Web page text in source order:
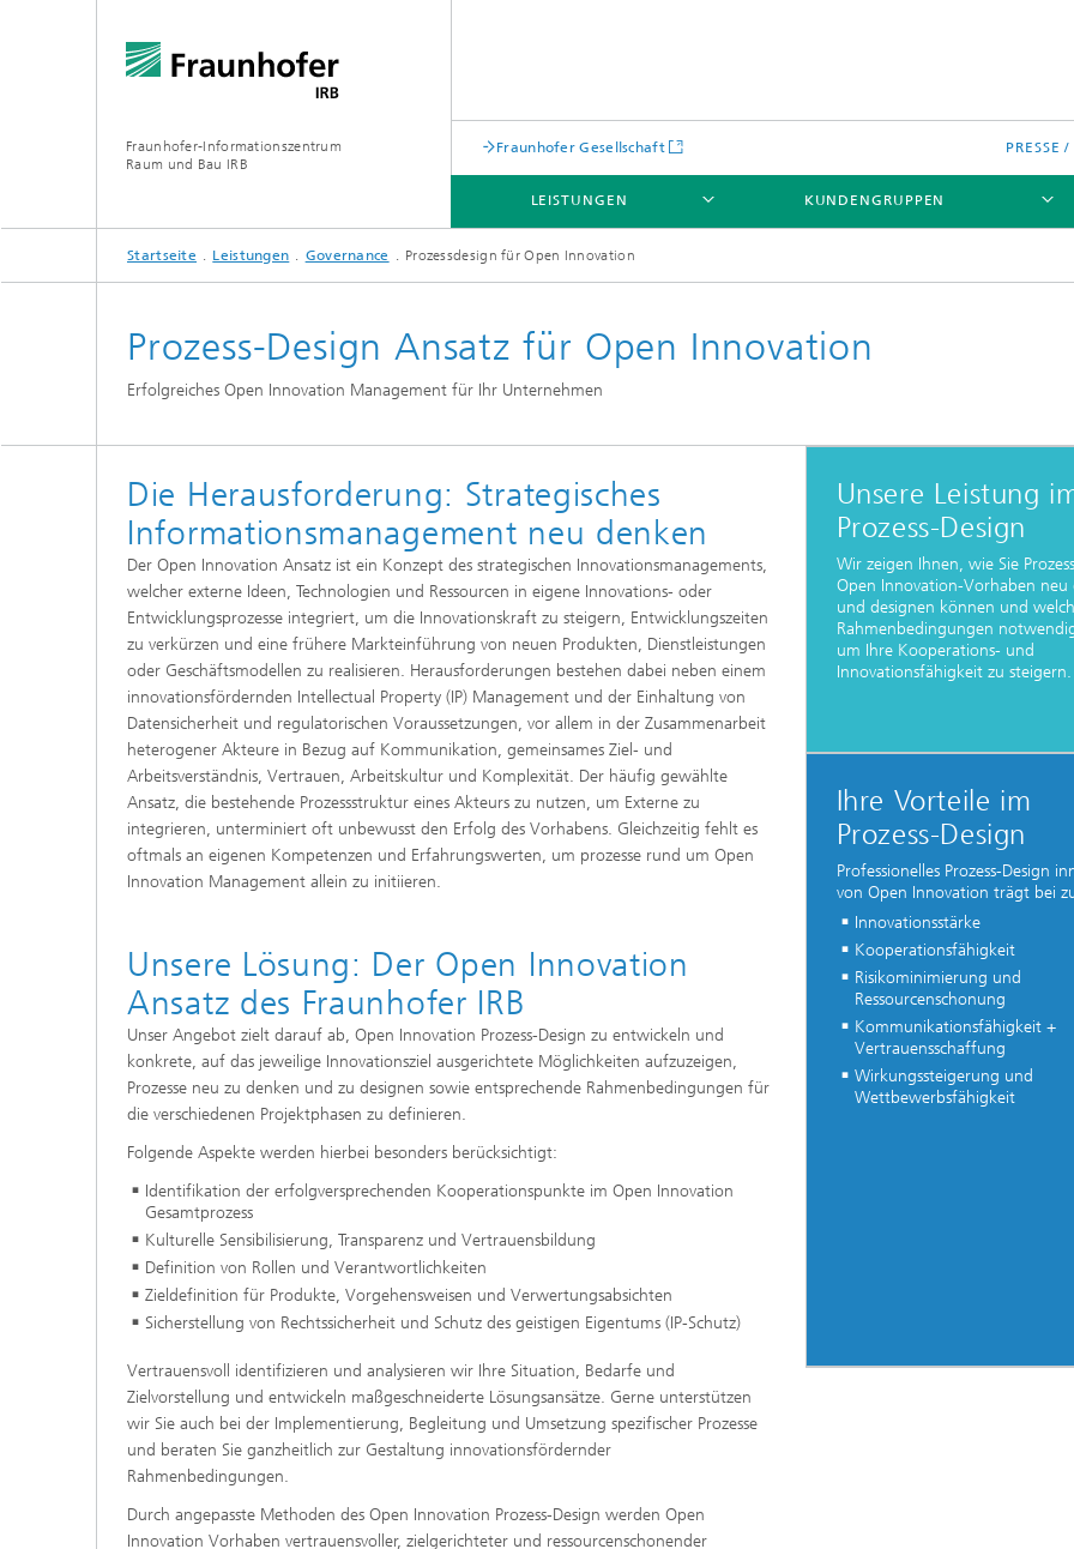
Fraunhofer-Informationszentrum
Raum und Bau IRB
Fraunhofer Gesellschaft PRESSE
LEISTUNGEN
LEISTUNGEN
KUNDENGRUPPEN
KUNDENGRUPPEN
Startseite Leistungen Governance Prozessdesign für Open Innovation
Prozess-Design Ansatz für Open Innovation
Erfolgreiches Open Innovation Management für Ihr Unternehmen
Die Herausforderung: Strategisches
Informationsmanagement neu denken
Der Open Innovation Ansatz ist ein Konzept des strategischen Innovationsmanagements,
welcher externe Ideen, Technologien und Ressourcen in eigene Innovations- oder
Entwicklungsprozesse integriert, um die Innovationskraft zu steigern, Entwicklungszeiten
zu verkürzen und eine frühere Markteinführung von neuen Produkten, Dienstleistungen
oder Geschäftsmodellen zu realisieren. Herausforderungen bestehen dabei neben einem
innovationsfördernden Intellectual Property (IP) Management und der Einhaltung von
Datensicherheit und regulatorischen Voraussetzungen, vor allem in der Zusammenarbeit
heterogener Akteure in Bezug auf Kommunikation, gemeinsames Ziel- und
Arbeitsverständnis, Vertrauen, Arbeitskultur und Komplexität. Der häufig gewählte
Ansatz, die bestehende Prozessstruktur eines Akteurs zu nutzen, um Externe zu
integrieren, unterminiert oft unbewusst den Erfolg des Vorhabens. Gleichzeitig fehlt es
oftmals an eigenen Kompetenzen und Erfahrungswerten, um prozesse rund um Open
Innovation Management allein zu initiieren.
Unsere Lösung: Der Open Innovation
Ansatz des Fraunhofer IRB
Unser Angebot zielt darauf ab, Open Innovation Prozess-Design zu entwickeln und
konkrete, auf das jeweilige Innovationsziel ausgerichtete Möglichkeiten aufzuzeigen,
Prozesse neu zu denken und zu designen sowie entsprechende Rahmenbedingungen für
die verschiedenen Projektphasen zu definieren.
Folgende Aspekte werden hierbei besonders berücksichtigt:
Identifikation der erfolgversprechenden Kooperationspunkte im Open Innovation
Gesamtprozess
Kulturelle Sensibilisierung, Transparenz und Vertrauensbildung
Definition von Rollen und Verantwortlichkeiten
Zieldefinition für Produkte, Vorgehensweisen und Verwertungsabsichten
Sicherstellung von Rechtssicherheit und Schutz des geistigen Eigentums (IP-Schutz)
Vertrauensvoll identifizieren und analysieren wir Ihre Situation, Bedarfe und
Zielvorstellung und entwickeln maßgeschneiderte Lösungsansätze. Gerne unterstützen
wir Sie auch bei der Implementierung, Begleitung und Umsetzung spezifischer Prozesse
und beraten Sie ganzheitlich zur Gestaltung innovationsfördernder
Rahmenbedingungen.
Durch angepasste Methoden des Open Innovation Prozess-Design werden Open
Innovation Vorhaben vertrauensvoller, zielgerichteter und ressourcenschonender
Unsere Leistung
Prozess-Design
Wir zeigen Ihnen, wie Sie
Open Innovation-Vorhaben neu
und designen können und
Rahmenbedingungen
um Ihre Kooperations- und
Innovationsfähigkeit zu steigern.
Ihre Vorteile im
Prozess-Design
Professionelles Prozess-Design
von Open Innovation trägt bei
Innovationsstärke
Kooperationsfähigkeit
Risikominimierung und
Ressourcenschonung
Kommunikationsfähigkeit +
Vertrauensschaffung
Wirkungssteigerung und
Wettbewerbsfähigkeit